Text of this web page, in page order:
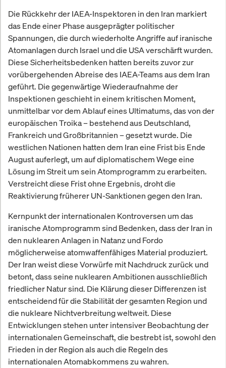
Die Rückkehr der IAEA-Inspektoren in den Iran markiert
das Ende einer Phase ausgeprägter politischer
Spannungen, die durch wiederholte Angriffe auf iranische
Atomanlagen durch Israel und die USA verschärft wurden.
Diese Sicherheitsbedenken hatten bereits zuvor zur
vorübergehenden Abreise des IAEA-Teams aus dem Iran
geführt. Die gegenwärtige Wiederaufnahme der
Inspektionen geschieht in einem kritischen Moment,
unmittelbar vor dem Ablauf eines Ultimatums, das von der
europäischen Troika – bestehend aus Deutschland,
Frankreich und Großbritannien – gesetzt wurde. Die
westlichen Nationen hatten dem Iran eine Frist bis Ende
August auferlegt, um auf diplomatischem Wege eine
Lösung im Streit um sein Atomprogramm zu erarbeiten.
Verstreicht diese Frist ohne Ergebnis, droht die
Reaktivierung früherer UN-Sanktionen gegen den Iran.
Kernpunkt der internationalen Kontroversen um das
iranische Atomprogramm sind Bedenken, dass der Iran in
den nuklearen Anlagen in Natanz und Fordo
möglicherweise atomwaffenfähiges Material produziert.
Der Iran weist diese Vorwürfe mit Nachdruck zurück und
betont, dass seine nuklearen Ambitionen ausschließlich
friedlicher Natur sind. Die Klärung dieser Differenzen ist
entscheidend für die Stabilität der gesamten Region und
die nukleare Nichtverbreitung weltweit. Diese
Entwicklungen stehen unter intensiver Beobachtung der
internationalen Gemeinschaft, die bestrebt ist, sowohl den
Frieden in der Region als auch die Regeln des
internationalen Atomabkommens zu wahren.